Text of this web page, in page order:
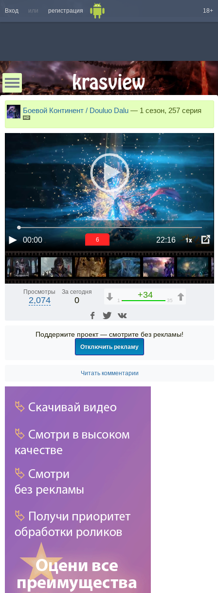
Вход или регистрация 18+
Боевой Континент / Douluo Dalu — 1 сезон, 257 серия
00:00 22:16 1x
6
Просмотры
2,074
За сегодня
0
+34
1 35
Поддержите проект — смотрите без рекламы!
Отключить рекламу
Читать комментарии